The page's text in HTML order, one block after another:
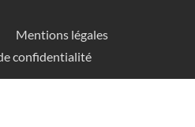
Mentions légales
confidentialité